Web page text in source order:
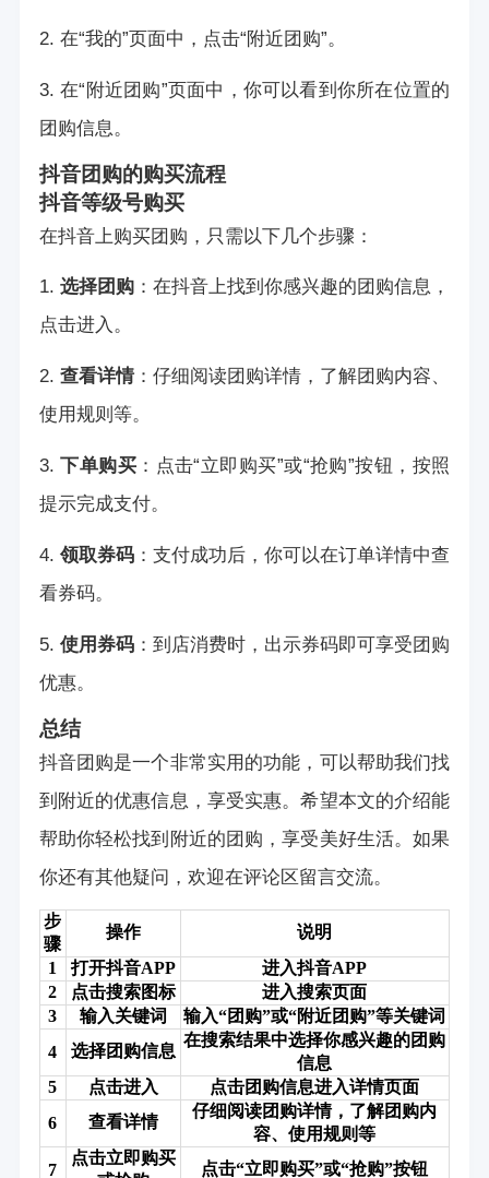
2. 在“我的”页面中，点击“附近团购”。
3. 在“附近团购”页面中，你可以看到你所在位置的
团购信息。
抖音团购的购买流程
抖音等级号购买
在抖音上购买团购，只需以下几个步骤：
1. 选择团购：在抖音上找到你感兴趣的团购信息，
点击进入。
2. 查看详情：仔细阅读团购详情，了解团购内容、
使用规则等。
3.下单购买 ：点击“立即购买”或“抢购”按钮，按照
提示完成支付。
4. 领取券码：支付成功后，你可以在订单详情中查
看券码。
5. 使用券码：到店消费时，出示券码即可享受团购
优惠。
总结
抖音团购是一个非常实用的功能，可以帮助我们找
到附近的优惠信息，享受实惠。希望本文的介绍能
帮助你轻松找到附近的团购，享受美好生活。如果
你还有其他疑问，欢迎在评论区留言交流。
步
骤
操作
说明
1
打开抖音APP
进入抖音APP
2
点击搜索图标
进入搜索页面
3
输入关键词
输入“团购”或“附近团购”等关键词
4
选择团购信息
在搜索结果中选择你感兴趣的团购
信息
5
点击进入
点击团购信息进入详情页面
6
查看详情
仔细阅读团购详情，了解团购内
容、使用规则等
7
点击立即购买
点击“立即购买”或“抢购”按钮